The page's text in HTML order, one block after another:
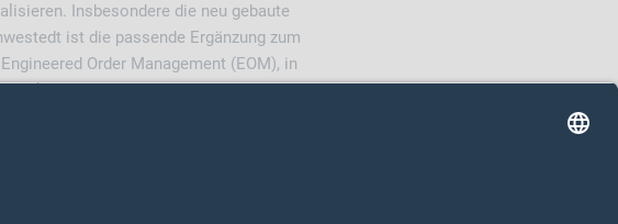
Insbesondere die neu gebaute
ist die passende Ergänzung zum
Order Management (EOM), in
eingesetzt wird.